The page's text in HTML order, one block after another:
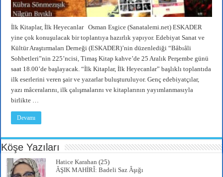
İlk Kitaplar, İlk Heyecanlar Osman Esgice (Sanatalemi.net) ESKADER
yine çok konuşulacak bir toplantıya hazırlık yapıyor. Edebiyat Sanat ve
Kültür Araştırmaları Derneği (ESKADER)’nin düzenlediği “Bâbıâli
Sohbetleri”nin 225’ncisi, Timaş Kitap kahve’de 25 Aralık Perşembe günü
saat 18.00’de başlayacak. “İlk Kitaplar, İlk Heyecanlar” başlıklı toplantıda
ilk eserlerini veren şair ve yazarlar buluşturuluyor. Genç edebiyatçılar,
yazı mâceralarını, ilk çalışmalarını ve kitaplarının yayımlanmasıyla
birlikte …
Devamı
Köşe Yazıları
Hatice Karahan (25)
ÂŞIK MAHİRÎ: Badeli Saz Âşığı